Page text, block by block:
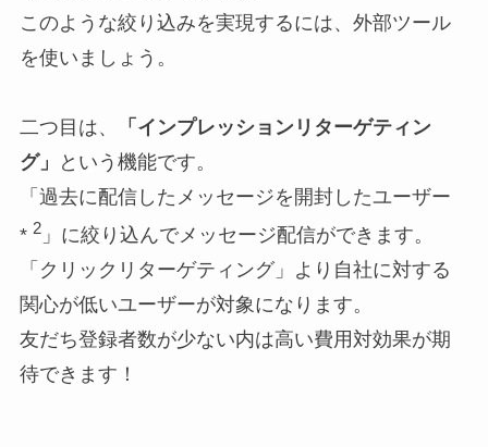
このような絞り込みを実現するには、外部ツール
を使いましょう。
二つ目は、
「インプレッションリターゲティン
グ」
という機能です。
「過去に配信したメッセージを開封したユーザー
* 2」に絞り込んでメッセージ配信ができます。
「クリックリターゲティング」より自社に対する
関心が低いユーザーが対象になります。
友だち登録者数が少ない内は高い費用対効果が期
待できます！